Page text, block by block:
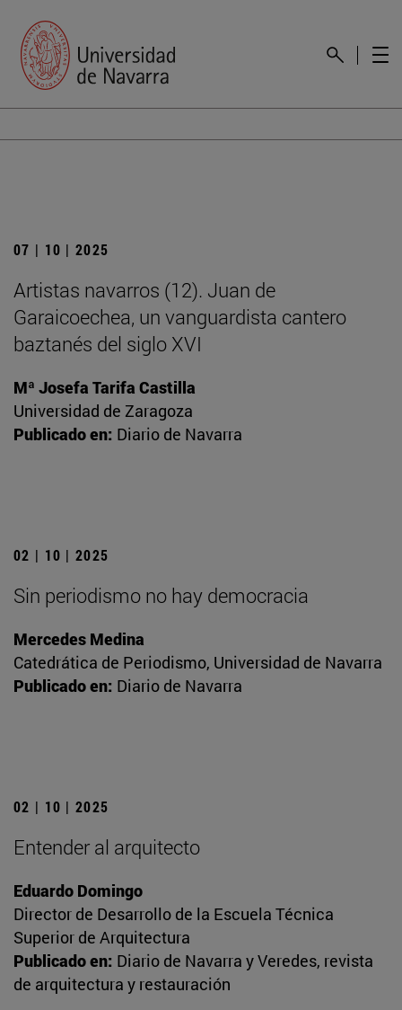
07 | 10 | 2025
Artistas navarros (12). Juan de
Garaicoechea, un vanguardista cantero
baztanés del siglo XVI
Mª Josefa Tarifa Castilla
Universidad de Zaragoza
Publicado en: Diario de Navarra
02 | 10 | 2025
Sin periodismo no hay democracia
Mercedes Medina
Catedrática de Periodismo, Universidad de Navarra
Publicado en: Diario de Navarra
02 | 10 | 2025
Entender al arquitecto
Eduardo Domingo
Director de Desarrollo de la Escuela Técnica
Superior de Arquitectura
Publicado en: Diario de Navarra y Veredes, revista
de arquitectura y restauración